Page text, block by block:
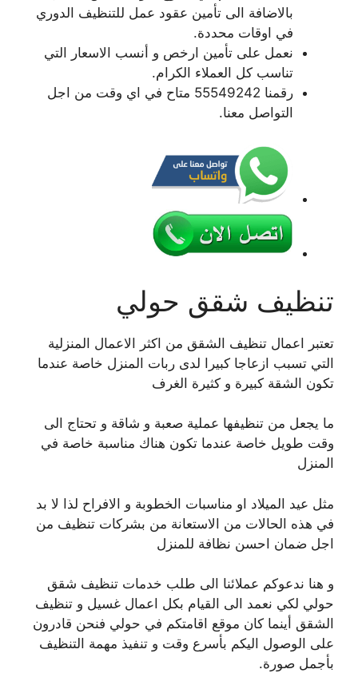
بالاضافة الى تأمين عقود عمل للتنظيف الدوري
في اوقات محددة.
نعمل على تأمين ارخص و أنسب الاسعار التي
تناسب كل العملاء الكرام.
رقمنا 55549242 متاح في اي وقت من اجل
التواصل معنا.
تنظيف شقق حولي
تعتبر اعمال تنظيف الشقق من اكثر الاعمال المنزلية
التي تسبب ازعاجا كبيرا لدى ربات المنزل خاصة عندما
تكون الشقة كبيرة و كثيرة الغرف
ما يجعل من تنظيفها عملية صعبة و شاقة و تحتاج الى
وقت طويل خاصة عندما تكون هناك مناسبة خاصة في
المنزل
مثل عيد الميلاد او مناسبات الخطوبة و الافراح لذا لا بد
في هذه الحالات من الاستعانة من بشركات تنظيف من
اجل ضمان احسن نظافة للمنزل
و هنا ندعوكم عملائنا الى طلب خدمات تنظيف شقق
حولي لكي نعمد الى القيام بكل اعمال غسيل و تنظيف
الشقق أينما كان موقع اقامتكم في حولي فنحن قادرون
على الوصول اليكم بأسرع وقت و تنفيذ مهمة التنظيف
بأجمل صورة.